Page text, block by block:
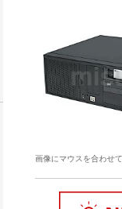
画像にマウスを合わせ